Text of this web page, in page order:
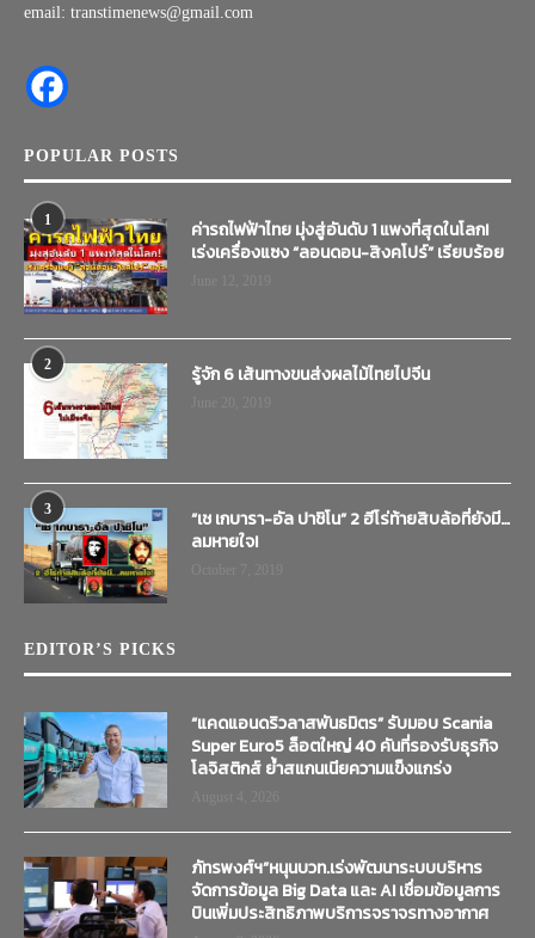
email: transtimenews@gmail.com
POPULAR POSTS
1
ค่ารถไฟฟ้าไทย มุ่งสู่อันดับ 1 แพงที่สุดในโลก!
เร่งเครื่องแซง “ลอนดอน-สิงคโปร์” เรียบร้อย
2 รู้จัก 6 เส้นทางขนส่งผลไม้ไทยไปจีน
3
“เช เกบารา-อัล ปาชิโน” 2 ฮีโร่ท้ายสิบล้อที่ยังมี…
ลมหายใจ!
EDITOR’S PICKS
“แคดแอนดริวลาสพันธมิตร” รับมอบ Scania
Super Euro5 ล็อตใหญ่ 40 คันที่รองรับธุรกิจ
โลจิสติกส์ ย้ำสแกนเนียความแข็งแกร่ง
ภัทรพงศ์ฯ”หนุนบวท.เร่งพัฒนาระบบบริหาร
จัดการข้อมูล Big Data และ AI เชื่อมข้อมูลการ
บินเพิ่มประสิทธิภาพบริการจราจรทางอากาศ